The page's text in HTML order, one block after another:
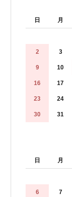
日 月
2 3
9 10
16 17
23 24
30 31
日 月
6 7